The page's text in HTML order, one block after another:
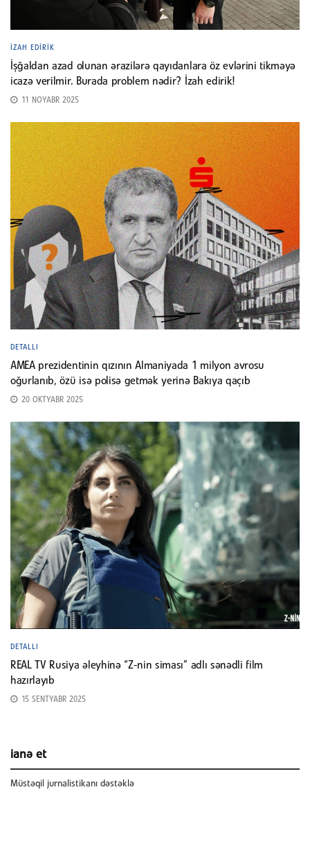
İZAH EDIRIK
İşğaldan azad olunan ərazilərə qayıdanlara öz evlərini tikməyə
icazə verilmir. Burada problem nədir? İzah edirik!
11 NOYABR 2025
DETALLI
AMEA prezidentinin qızının Almaniyada 1 milyon avrosu
oğurlanıb, özü isə polisə getmək yerinə Bakıya qaçıb
20 OKTYABR 2025
DETALLI
REAL TV Rusiya əleyhinə “Z-nin siması” adlı sənədli film
hazırlayıb
15 SENTYABR 2025
ianə et
Müstəqil jurnalistikanı dəstəklə